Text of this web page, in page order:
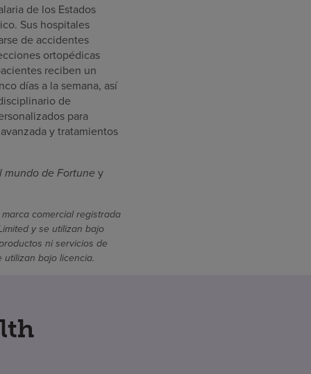
de los Estados
Sus hospitales
de accidentes
ortopédicas
reciben un
días a la semana, así
de
para
y tratamientos
mundo de Fortune y
comercial registrada
y se utilizan bajo
ni servicios de
bajo licencia.